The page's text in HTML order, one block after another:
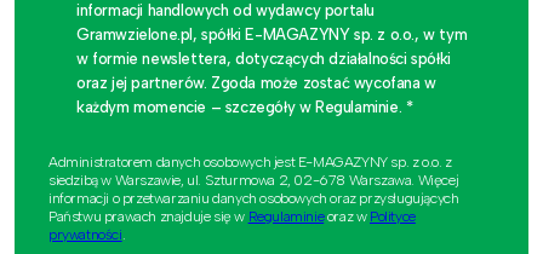
informacji handlowych od wydawcy portalu
Gramwzielone.pl, spółki E-MAGAZYNY sp. z o.o., w tym
w formie newslettera, dotyczących działalności spółki
oraz jej partnerów. Zgoda może zostać wycofana w
każdym momencie – szczegóły w Regulaminie. *
Administratorem danych osobowych jest E-MAGAZYNY sp. z o.o. z
siedzibą w Warszawie, ul. Szturmowa 2, 02-678 Warszawa. Więcej
informacji o przetwarzaniu danych osobowych oraz przysługujących
Państwu prawach znajduje się w Regulaminieoraz w Polityce
prywatności.